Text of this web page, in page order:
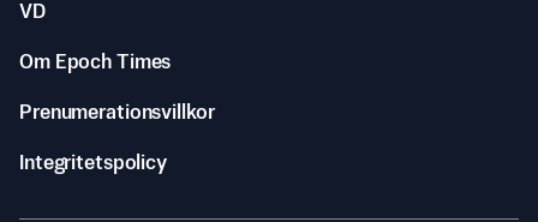
VD
Om Epoch Times
Prenumerationsvillkor
Integritetspolicy